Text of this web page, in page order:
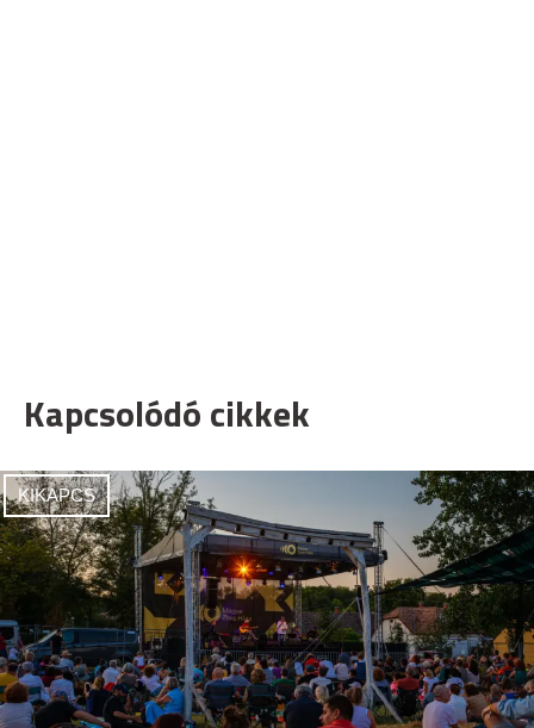
Kapcsolódó cikkek
KIKAPCS